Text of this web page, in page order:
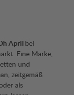
April bei
Eine Marke,
und
zeitgemäß
als